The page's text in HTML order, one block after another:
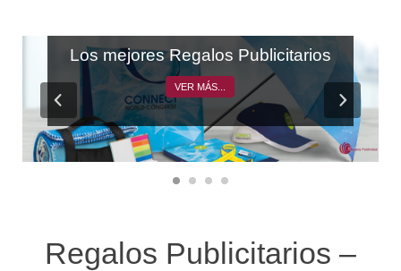
Los mejores Regalos Publicitarios
VER MÁS...
Regalos Publicitarios –